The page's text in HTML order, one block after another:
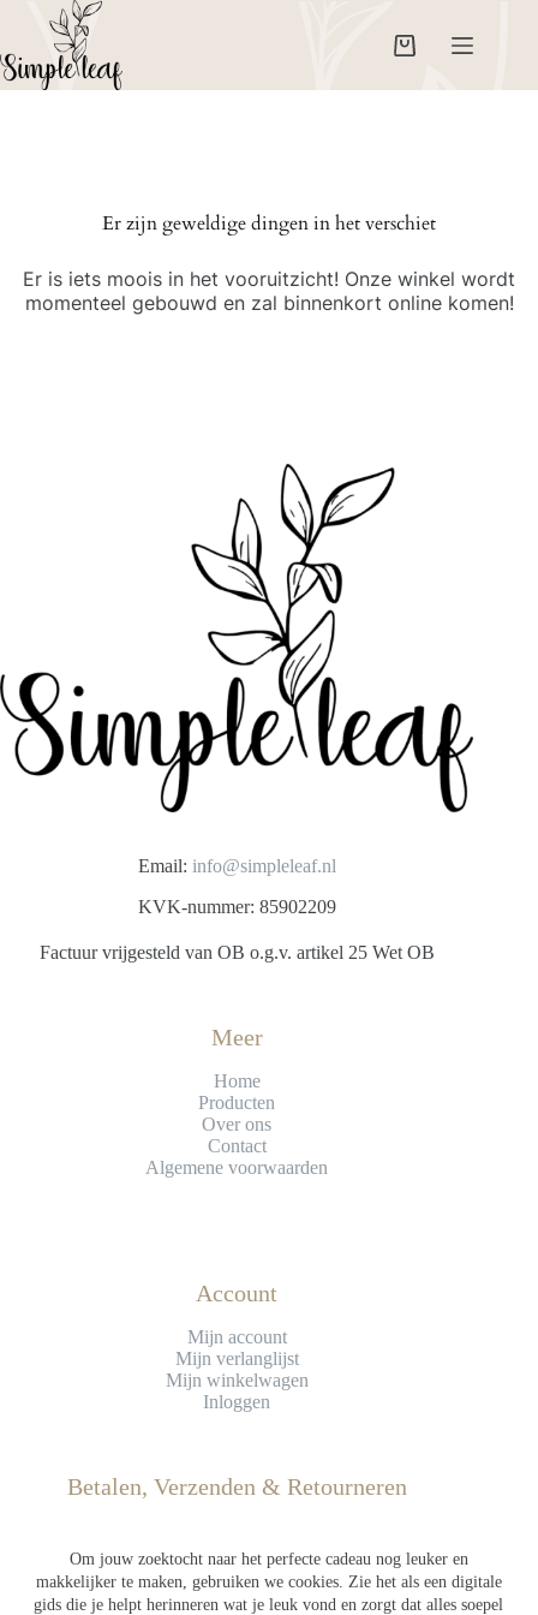
de
inhoud
Om jouw zoektocht naar het perfecte cadeau nog leuker en
makkelijker te maken, gebruiken we cookies. Zie het als een digitale
gids die je helpt herinneren wat je leuk vond en zorgt dat alles soepel
Winkelwagen
Er zijn geweldige dingen in het verschiet
Er is iets moois in het vooruitzicht! Onze winkel wordt
momenteel gebouwd en zal binnenkort online komen!
Email: info@simpleleaf.nl
KVK-nummer: 85902209
Factuur vrijgesteld van OB o.g.v. artikel 25 Wet OB
Meer
Home
Producten
Over ons
Contact
Algemene voorwaarden
Account
Mijn account
Mijn verlanglijst
Mijn winkelwagen
Inloggen
Betalen, Verzenden & Retourneren
Verzending
Retourneren